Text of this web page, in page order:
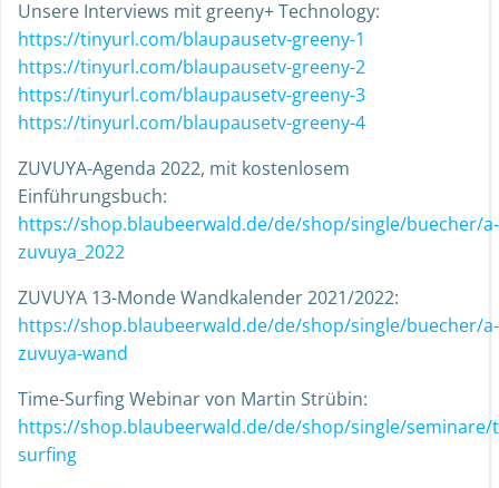
Unsere Interviews mit greeny+ Technology:
https://tinyurl.com/blaupausetv-greeny-1
https://tinyurl.com/blaupausetv-greeny-2
https://tinyurl.com/blaupausetv-greeny-3
https://tinyurl.com/blaupausetv-greeny-4
ZUVUYA-Agenda 2022, mit kostenlosem
Einführungsbuch:
https://shop.blaubeerwald.de/de/shop/single/buecher/a-
zuvuya_2022
ZUVUYA 13-Monde Wandkalender 2021/2022:
https://shop.blaubeerwald.de/de/shop/single/buecher/a-
zuvuya-wand
Time-Surfing Webinar von Martin Strübin:
https://shop.blaubeerwald.de/de/shop/single/seminare/
surfing